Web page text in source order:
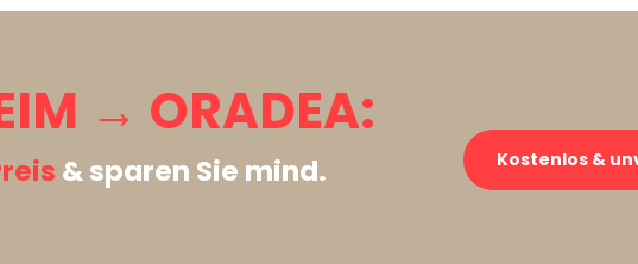
→ ORADEA:
& sparen Sie mind.
Kostenlos &